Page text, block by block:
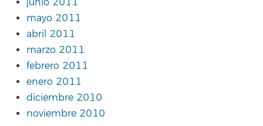
junio 2011
mayo 2011
abril 2011
marzo 2011
febrero 2011
enero 2011
diciembre 2010
noviembre 2010